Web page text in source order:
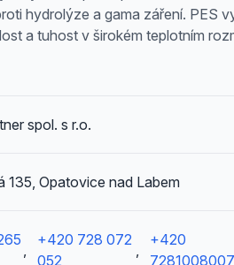
hydrolýze a gama záření. PES
a tuhost v širokém teplotním
spol. s r.o.
135, Opatovice nad Labem
,
+420 728 072
052
,
+420